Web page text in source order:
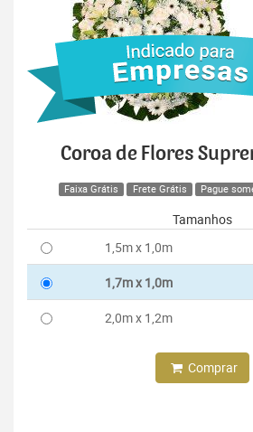
Coroa de Flores
Faixa Grátis Frete Grátis Pague
Tamanhos
1,5m x 1,0m
1,7m x 1,0m
2,0m x 1,2m
Comprar